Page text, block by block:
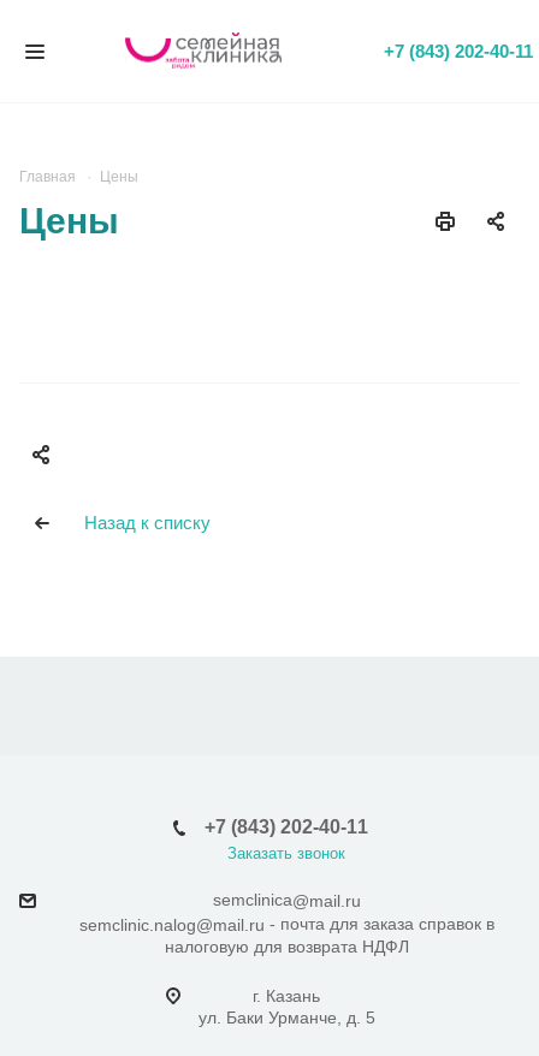
+7 (843) 202-40-11
Главная Цены
Цены
Назад к списку
+7 (843) 202-40-11
Заказать звонок
semclinica@mail.ru
semclinic.nalog@mail.ru - почта для заказа справок в
налоговую для возврата НДФЛ
г. Казань
ул. Баки Урманче, д. 5